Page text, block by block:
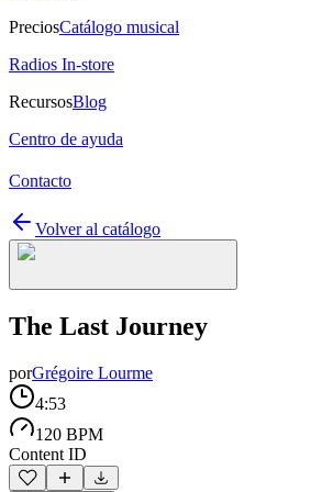
PreciosCatálogo musical
Radios In-store
RecursosBlog
Centro de ayuda
Contacto
Volver al catálogo
The Last Journey
porGrégoire Lourme
4:53
120 BPM
Content ID